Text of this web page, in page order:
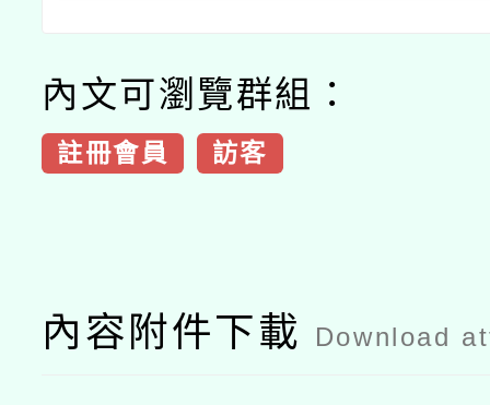
內文可瀏覽群組：
註冊會員 訪客
內容附件下載 Download